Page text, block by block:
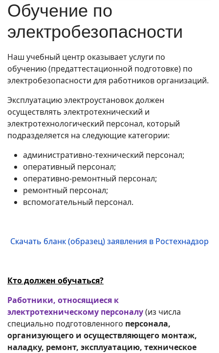
Обучение по
электробезопасности
Наш учебный центр оказывает услуги по
обучению (предаттестационной подготовке) по
электробезопасности для работников организаций.
Эксплуатацию электроустановок должен
осуществлять электротехнический и
электротехнологический персонал, который
подразделяется на следующие категории:
административно-технический персонал;
оперативный персонал;
оперативно-ремонтный персонал;
ремонтный персонал;
вспомогательный персонал.
Скачать бланк (образец) заявления в Ростехнадзор
Кто должен обучаться?
Работники, относящиеся к
электротехническому персоналу(из числа
специально подготовленного персонала,
организующего и осуществляющего монтаж,
наладку, ремонт, эксплуатацию, техническое